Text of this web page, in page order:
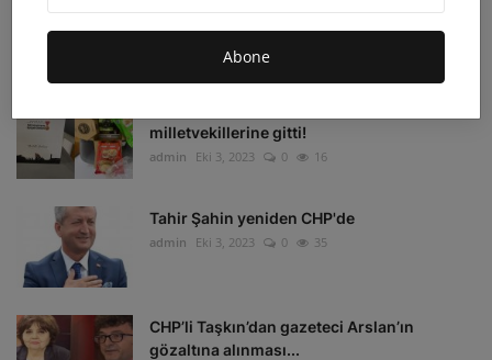
Abone
Eki 4, 2023
milletvekillerine gitti!
admin Eki 3, 2023 0 16
Tahir Şahin yeniden CHP'de
admin Eki 3, 2023 0 35
CHP’li Taşkın’dan gazeteci Arslan’ın
gözaltına alınması...